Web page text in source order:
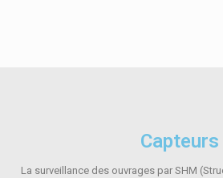
Capteurs
La surveillance des ouvrages par SHM